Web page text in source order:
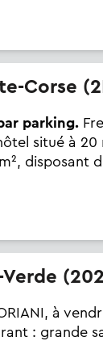
Corse
parking.
situé à 20
disposant
à
: grande